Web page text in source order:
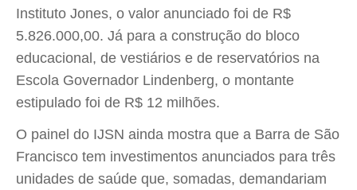
Instituto Jones, o valor anunciado foi de R$
5.826.000,00. Já para a construção do bloco
educacional, de vestiários e de reservatórios na
Escola Governador Lindenberg, o montante
estipulado foi de R$ 12 milhões.
O painel do IJSN ainda mostra que a Barra de São
Francisco tem investimentos anunciados para três
unidades de saúde que, somadas, demandariam